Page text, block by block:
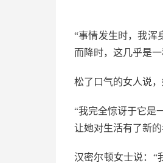
“事情发生时，我浑
而降时，这几乎是一
松了口气的女人说
“我完全惊讶于它是
让她对生活有了新的
汉密尔顿女士说：“